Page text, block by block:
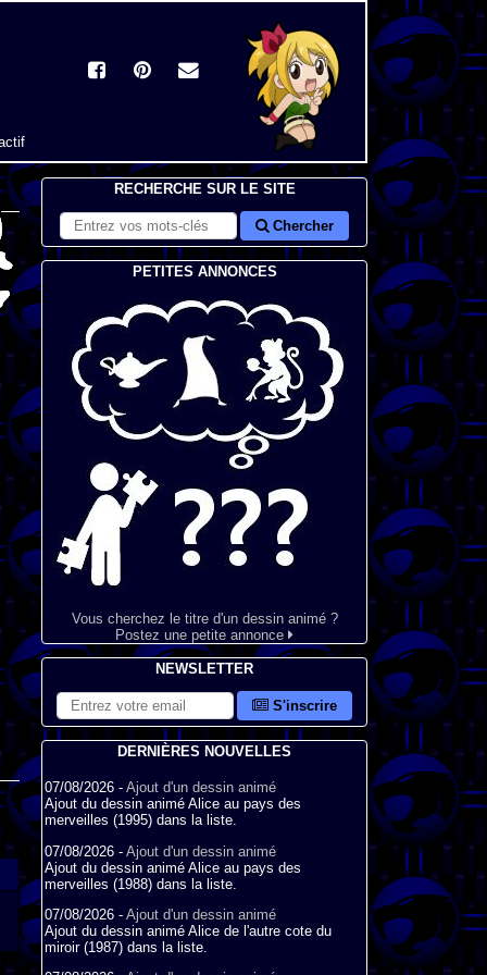
RECHERCHE SUR LE SITE
Chercher
PETITES ANNONCES
Vous cherchez le titre d'un dessin animé ?
Postez une petite annonce
NEWSLETTER
S'inscrire
DERNIÈRES NOUVELLES
07/08/2026 - Ajout d'un dessin animé
Ajout du dessin animé Alice au pays des
merveilles (1995) dans la liste.
07/08/2026 - Ajout d'un dessin animé
Ajout du dessin animé Alice au pays des
merveilles (1988) dans la liste.
07/08/2026 - Ajout d'un dessin animé
Ajout du dessin animé Alice de l'autre cote du
miroir (1987) dans la liste.